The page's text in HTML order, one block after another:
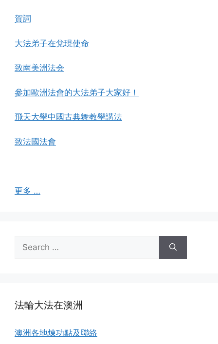
賀詞
大法弟子在兌現使命
致南美洲法会
參加歐洲法會的大法弟子大家好！
飛天大學中國古典舞教學講法
致法國法會
更多 …
for:
法輪大法在澳洲
澳洲各地煉功點及聯絡